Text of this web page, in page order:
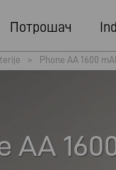
Потрошач
> Phone AA 1600
AA